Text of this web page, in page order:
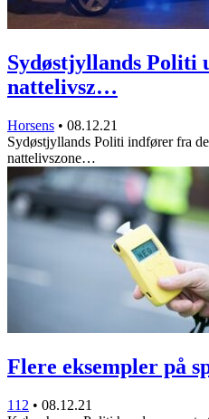
Sydøstjyllands Politi
nattelivsz…
Horsens • 08.12.21
Sydøstjyllands Politi indfører fra
nattelivszone…
Flere eksempler på
112 • 08.12.21